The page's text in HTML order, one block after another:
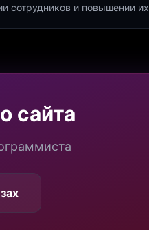
сотрудников и повышении их
сайта